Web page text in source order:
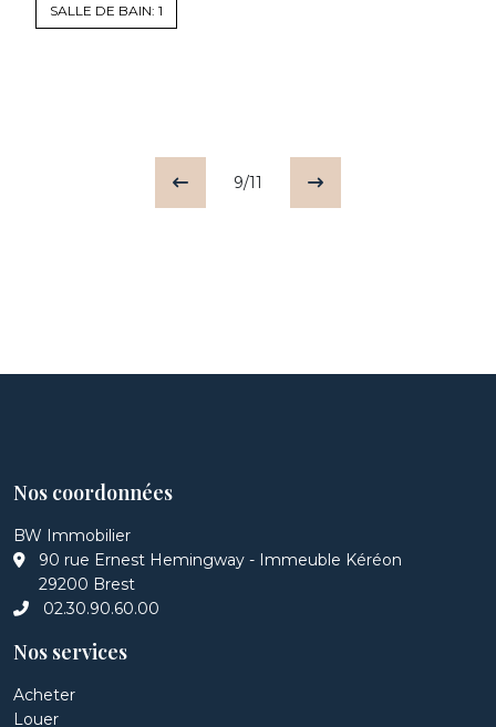
SALLE DE BAIN: 1
9/11
Nos coordonnées
BW Immobilier
90 rue Ernest Hemingway - Immeuble Kéréon
29200 Brest
02.30.90.60.00
Nos services
Acheter
Louer